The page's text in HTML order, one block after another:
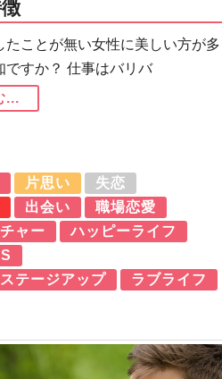
たことが無い女性に美しい方が多
ですか？ 仕事はバリバ
...
片思い
失恋
出会い
職場恋愛
ャー
ハッピーライフ
テージアップ
ラブライフ